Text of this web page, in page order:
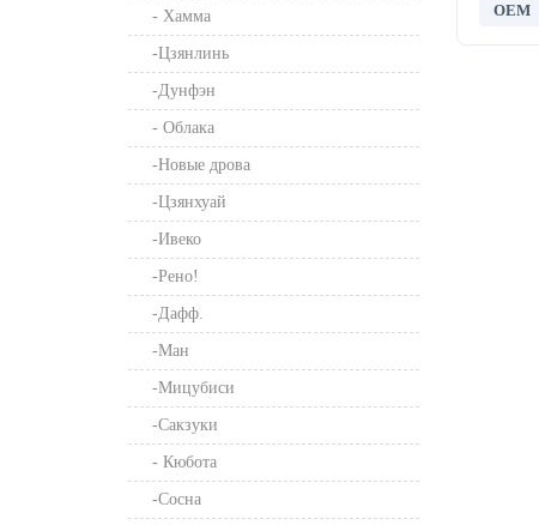
- Хамма
-Цзянлинь
-Дунфэн
- Облака
-Новые дрова
-Цзянхуай
-Ивеко
-Рено!
-Дафф.
-Ман
-Мицубиси
-Сакзуки
- Кюбота
-Сосна
OEM